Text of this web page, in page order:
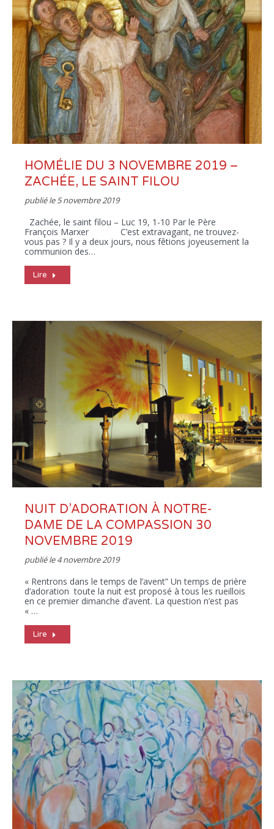
HOMÉLIE DU 3 NOVEMBRE 2019 –
ZACHÉE, LE SAINT FILOU
publié le5 novembre 2019
Zachée, le saint filou – Luc 19, 1-10 Par le Père
François Marxer C’est extravagant, ne trouvez-
vous pas ? Il y a deux jours, nous fêtions joyeusement la
communion des…
Lire
NUIT D’ADORATION À NOTRE-
DAME DE LA COMPASSION 30
NOVEMBRE 2019
publié le4 novembre 2019
« Rentrons dans le temps de l’avent” Un temps de prière
d’adoration toute la nuit est proposé à tous les rueillois
en ce premier dimanche d’avent. La question n’est pas
« …
Lire